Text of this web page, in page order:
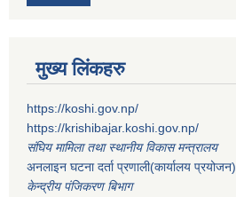
मुख्य लिंकहरु
https://koshi.gov.np/
https://krishibajar.koshi.gov.np/
संघिय मामिला तथा स्थानीय विकास मन्त्रालय
अनलाइन घटना दर्ता प्रणाली(कार्यालय प्रयोजन)
केन्द्रीय पंजिकरण बिभाग